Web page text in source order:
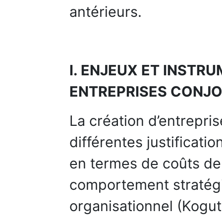
antérieurs.
I. ENJEUX ET
ENTREPRISES
La création
différentes
en termes de coûts
comportement
organisationnel